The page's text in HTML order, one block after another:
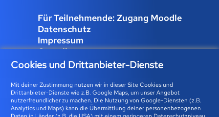
Für Teilnehmende: Zugang Moodle
Datenschutz
Impressum
Compliance
Job und Karriere
Cookies und Drittanbieter-Dienste
Mit deiner Zustimmung nutzen wir in dieser Site Cookies und
Drittanbieter-Dienste wie z.B. Google Maps, um unser Angebot
nutzerfreundlicher zu machen. Die Nutzung von Google-Diensten (z.B.
Analytics und Maps) kann die Übermittlung deiner personenbezogenen